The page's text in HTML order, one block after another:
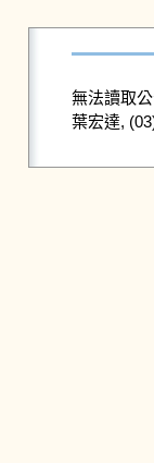
無法讀取
葉宏達,